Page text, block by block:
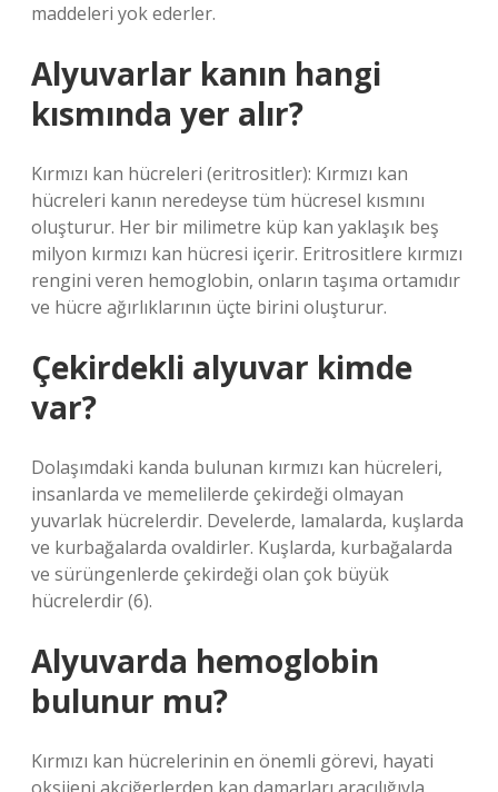
maddeleri yok ederler.
Alyuvarlar kanın hangi
kısmında yer alır?
Kırmızı kan hücreleri (eritrositler): Kırmızı kan
hücreleri kanın neredeyse tüm hücresel kısmını
oluşturur. Her bir milimetre küp kan yaklaşık beş
milyon kırmızı kan hücresi içerir. Eritrositlere kırmızı
rengini veren hemoglobin, onların taşıma ortamıdır
ve hücre ağırlıklarının üçte birini oluşturur.
Çekirdekli alyuvar kimde
var?
Dolaşımdaki kanda bulunan kırmızı kan hücreleri,
insanlarda ve memelilerde çekirdeği olmayan
yuvarlak hücrelerdir. Develerde, lamalarda, kuşlarda
ve kurbağalarda ovaldirler. Kuşlarda, kurbağalarda
ve sürüngenlerde çekirdeği olan çok büyük
hücrelerdir (6).
Alyuvarda hemoglobin
bulunur mu?
Kırmızı kan hücrelerinin en önemli görevi, hayati